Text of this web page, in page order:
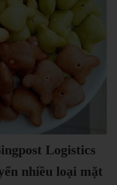
Logistics
nhiều loại mặt